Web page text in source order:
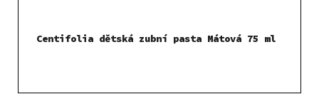
Centifolia dětská zubní pasta Mátová 75 ml